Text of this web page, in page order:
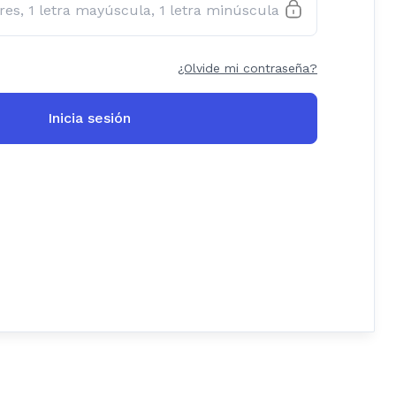
¿Olvide mi contraseña?